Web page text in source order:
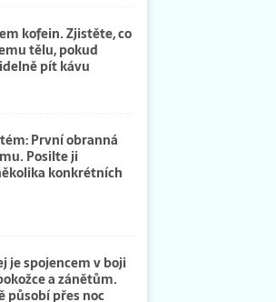
kofein. Zjistěte, co
tělu, pokud
pít kávu
První obranná
Posilte ji
konkrétních
je spojencem v boji
a zánětům.
působí přes noc